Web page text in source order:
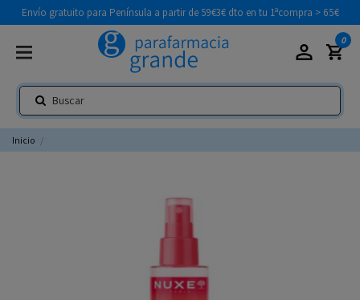
Envío gratuito para Península a partir de 59€3€ dto en tu 1ªcompra > 65€
0
Inicio